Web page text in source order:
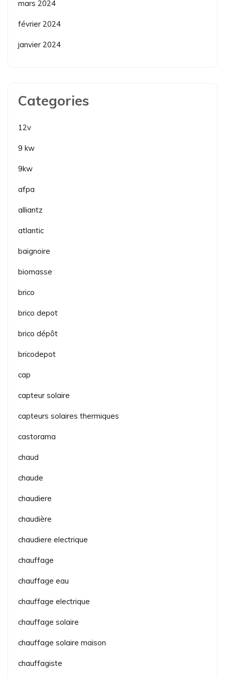
mars 2024
février 2024
janvier 2024
Categories
12v
9 kw
9kw
afpa
alliantz
atlantic
baignoire
biomasse
brico
brico depot
brico dépôt
bricodepot
cap
capteur solaire
capteurs solaires thermiques
castorama
chaud
chaude
chaudiere
chaudière
chaudiere electrique
chauffage
chauffage eau
chauffage electrique
chauffage solaire
chauffage solaire maison
chauffagiste